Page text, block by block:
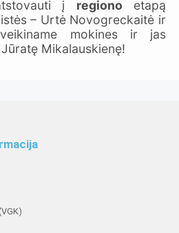
į regiono etapą
– Urtė Novogreckaitė ir
mokines ir jas
Mikalauskienę!